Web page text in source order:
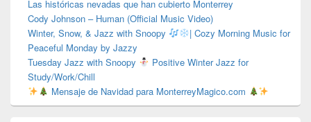
Las históricas nevadas que han cubierto Monterrey
Cody Johnson – Human (Official Music Video)
Winter, Snow, & Jazz with Snoopy
| Cozy Morning Music for
Peaceful Monday by Jazzy
Tuesday Jazz with Snoopy
Positive Winter Jazz for
Study/Work/Chill
Mensaje de Navidad para MonterreyMagico.com